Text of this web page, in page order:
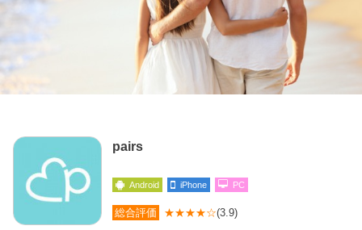
pairs
Android iPhone PC
総合評価 ★★★★☆(3.9)